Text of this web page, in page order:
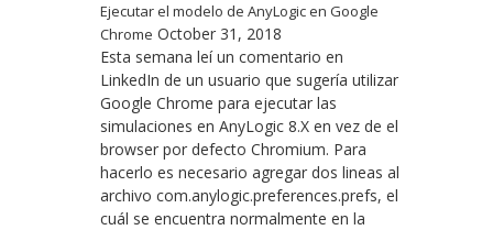
Ejecutar el modelo de AnyLogic en Google
Chrome October 31, 2018
Esta semana leí un comentario en
LinkedIn de un usuario que sugería utilizar
Google Chrome para ejecutar las
simulaciones en AnyLogic 8.X en vez de el
browser por defecto Chromium. Para
hacerlo es necesario agregar dos lineas al
archivo com.anylogic.preferences.prefs, el
cuál se encuentra normalmente en la